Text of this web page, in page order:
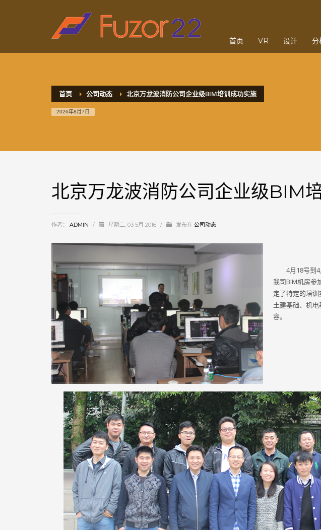
HOW TO SHOP
1 Login or create new account.
首页 VR 设计 分
首页 公司动态 北京万龙波消防公司企业级BIM培训成功实施
2026年8月7日
北京万龙波消防公司企业级BIM
作者： ADMIN / 星期二, 03 5月 2016 / 发布在 公司动态
4月18号到
我司BIM机房参
定了特定的培训
土建基础、机
容。